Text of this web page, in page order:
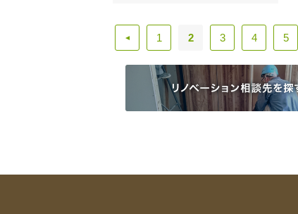
▲ 1 2 3 4 5